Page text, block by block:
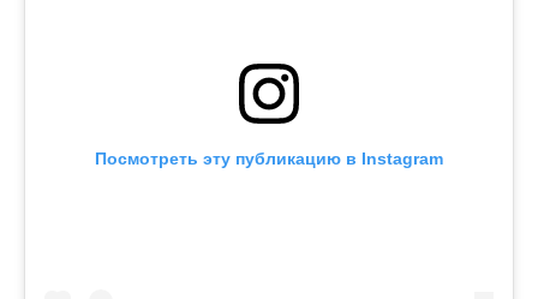
Посмотреть эту публикацию в Instagram